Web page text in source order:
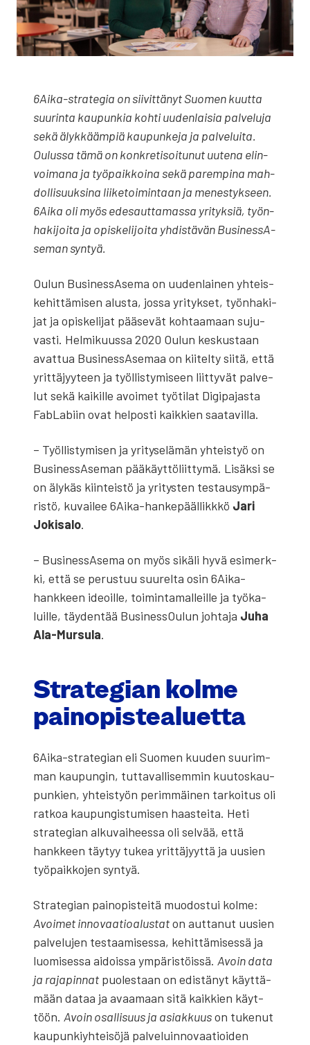
6Ai­ka-stra­te­gia on sii­vit­tä­nyt Suo­men kuut­ta
suu­rin­ta kau­pun­kia koh­ti uuden­lai­sia pal­ve­lu­ja
sekä älyk­kääm­piä kau­pun­ke­ja ja pal­ve­lui­ta.
Oulus­sa tämä on kon­kre­ti­soi­tu­nut uute­na elin­
voi­ma­na ja työ­paik­koi­na sekä parem­pi­na mah­
dol­li­suuk­si­na lii­ke­toi­min­taan ja menes­tyk­seen.
6Aika oli myös ede­saut­ta­mas­sa yri­tyk­siä, työn­
ha­ki­joi­ta ja opis­ke­li­joi­ta yhdis­tä­vän Busi­ness­A­
se­man syn­tyä.
Oulun Busi­ness­A­se­ma on uuden­lai­nen yhteis­
ke­hit­tä­mi­sen alus­ta, jos­sa yri­tyk­set, työn­ha­ki­
jat ja opis­ke­li­jat pää­se­vät koh­taa­maan suju­
vas­ti. Hel­mi­kuus­sa 2020 Oulun kes­kus­taan
avat­tua Busi­ness­A­se­maa on kii­tel­ty sii­tä, että
yrit­tä­jyy­teen ja työl­lis­ty­mi­seen liit­ty­vät pal­ve­
lut sekä kai­kil­le avoi­met työ­ti­lat Digi­pa­jas­ta
FabLa­biin ovat hel­pos­ti kaik­kien saa­ta­vil­la.
– Työl­lis­ty­mi­sen ja yri­ty­se­lä­män yhteis­työ on
Busi­ness­A­se­man pää­käyt­tö­liit­ty­mä. Lisäk­si se
on äly­käs kiin­teis­tö ja yri­tys­ten tes­tausym­pä­
ris­tö, kuvai­lee 6Ai­ka-han­ke­pääl­likk­kö Jari
Joki­sa­lo.
– Busi­ness­A­se­ma on myös sikä­li hyvä esi­merk­
ki, että se perus­tuu suu­rel­ta osin 6Ai­ka-
hank­keen ideoil­le, toi­min­ta­mal­leil­le ja työ­ka­
luil­le, täy­den­tää Business­Oulun joh­ta­ja Juha
Ala-Mur­su­la.
Stra­te­gian kol­me
pain­opis­tea­luet­ta
6Ai­ka-stra­te­gian eli Suo­men kuu­den suu­rim­
man kau­pun­gin, tut­ta­val­li­sem­min kuu­tos­kau­
pun­kien, yhteis­työn perim­mäi­nen tar­koi­tus oli
rat­koa kau­pun­gis­tu­mi­sen haas­tei­ta. Heti
stra­te­gian alku­vai­hees­sa oli sel­vää, että
hank­keen täy­tyy tukea yrit­tä­jyyt­tä ja uusien
työ­paik­ko­jen syn­tyä.
Stra­te­gian pain­opis­tei­tä muo­dos­tui kol­me:
Avoi­met inno­vaa­tio­alus­taton aut­ta­nut uusien
pal­ve­lu­jen tes­taa­mi­ses­sa, kehit­tä­mi­ses­sä ja
luo­mi­ses­sa aidois­sa ympä­ris­töis­sä. Avoin data
ja raja­pin­nat puo­les­taan on edis­tä­nyt käyt­tä­
mään dataa ja avaa­maan sitä kaik­kien käyt­
töön. Avoin osal­li­suus ja asiak­kuuson tuke­nut
kau­pun­kiyh­tei­sö­jä pal­ve­luin­no­vaa­tioi­den